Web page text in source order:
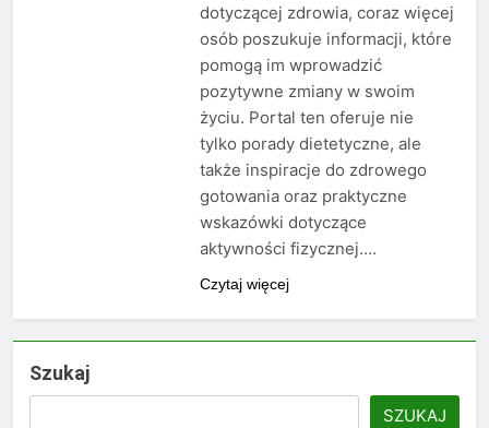
dotyczącej zdrowia, coraz więcej
osób poszukuje informacji, które
pomogą im wprowadzić
pozytywne zmiany w swoim
życiu. Portal ten oferuje nie
tylko porady dietetyczne, ale
także inspiracje do zdrowego
gotowania oraz praktyczne
wskazówki dotyczące
aktywności fizycznej….
Czytaj więcej
Szukaj
SZUKAJ